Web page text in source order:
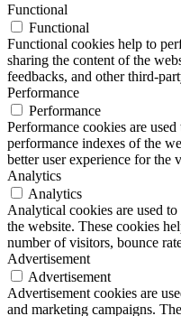
Functional
Functional
Functional cookies help to
sharing the content of the
feedbacks, and other third-
Performance
Performance
Performance cookies are
performance indexes of the
better user experience for the
Analytics
Analytics
Analytical cookies are used
the website. These cookies
number of visitors, bounce
Advertisement
Advertisement
Advertisement cookies are
and marketing campaigns.